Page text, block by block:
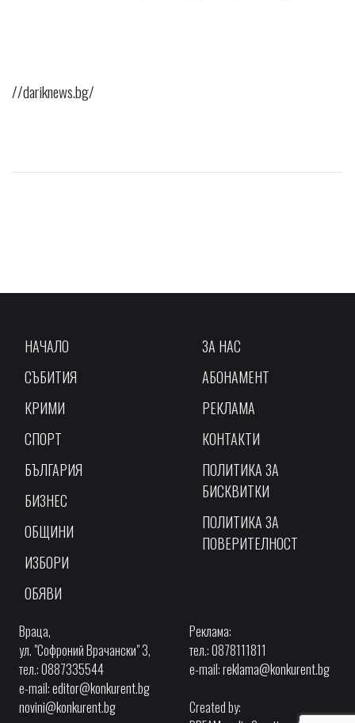
//dariknews.bg/
НАЧАЛО
СЪБИТИЯ
КРИМИ
СПОРТ
БЪЛГАРИЯ
БИЗНЕС
ОБЩИНИ
ИЗБОРИ
ОБЯВИ
ЗА НАС
АБОНАМЕНТ
РЕКЛАМА
КОНТАКТИ
ПОЛИТИКА ЗА
БИСКВИТКИ
ПОЛИТИКА ЗА
ПОВЕРИТЕЛНОСТ
Враца,
ул. "Софроний Врачански" 3,
тел.: 0887335544
e-mail:editor@konkurent.bg
novini@konkurent.bg
Реклама:
тел.: 0878111811
e-mail:reklama@konkurent.bg
Created by: